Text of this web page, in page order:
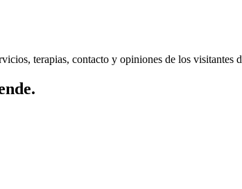
terapias, contacto y opiniones de los visitantes